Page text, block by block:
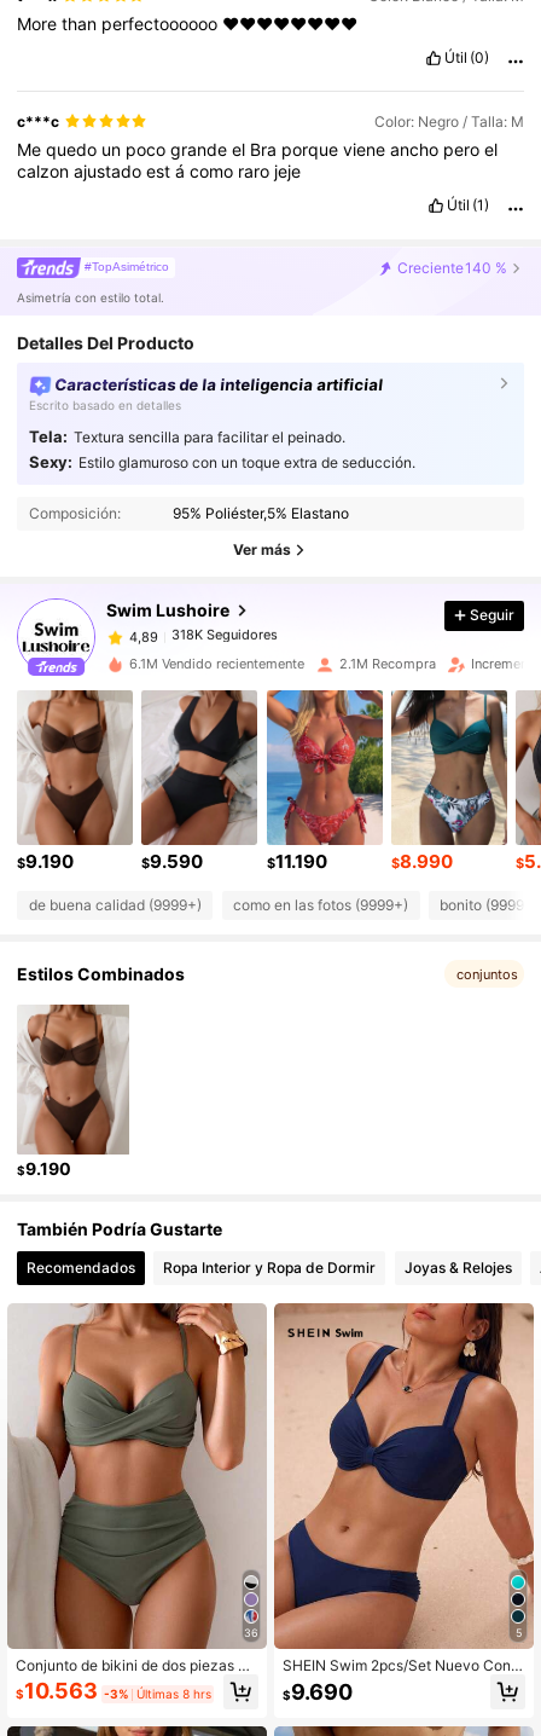
Morethan perfectoooooo ♥️♥️♥️♥️♥️♥️♥️♥️
Útil (0)
c***c Color: Negro / Talla: M
Mequedo un pocograndeel Bra porquevieneancho peroel
calzonajustadoestácomo raro jeje
Útil (1)
#TopAsimétrico Creciente140 %
Asimetría con estilo total.
Detalles Del Producto
Características de la inteligencia artificial
Escrito basado en detalles
Tela: Textura sencilla para facilitar el peinado.
Sexy: Estilo glamuroso con un toque extra de seducción.
Composición: 95% Poliéster,5% Elastano
Ver más
Swim Lushoire
4,89 318K Seguidores
318K Seguidores
4,89
318K Seguidores
m***s
pagóHace 1 día
4,89 318K Seguidores
318K Seguidores
4,89 318K Seguidores
318K Seguidores
4,89
Seguir
6.1M Vendido recientemente 2.1M Recompra
$9.190 $9.590 $11.190 $8.990 $
de buena calidad (9999+) como en las fotos (9999+) bonito (9999+)
Estilos Combinados conjuntos
$9.190
También Podría Gustarte
Recomendados Ropa Interior y Ropa de Dormir Joyas & Relojes
36
Conjunto de bikini de dos piezas de
unicolor, estilo bohemio elegante y
dulce, para vacaciones en la playa
$10.563 -3% Últimas 8 hrs
5
SHEIN Swim 2pcs/Set Nuevo Conju
nto de Bikini Tanga de Corte Alto co
n Tirantes Gruesos de unicolor Traj
$9.690